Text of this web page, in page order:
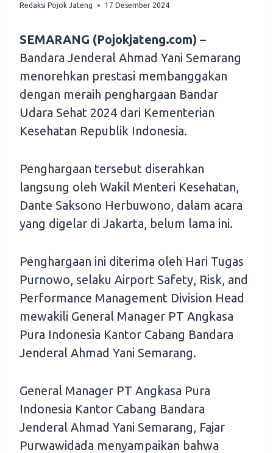
Redaksi Pojok Jateng 17 Desember 2024
SEMARANG (Pojokjateng.com) –
Bandara Jenderal Ahmad Yani Semarang
menorehkan prestasi membanggakan
dengan meraih penghargaan Bandar
Udara Sehat 2024 dari Kementerian
Kesehatan Republik Indonesia.
Penghargaan tersebut diserahkan
langsung oleh Wakil Menteri Kesehatan,
Dante Saksono Herbuwono, dalam acara
yang digelar di Jakarta, belum lama ini.
Penghargaan ini diterima oleh Hari Tugas
Purnowo, selaku Airport Safety, Risk, and
Performance Management Division Head
mewakili General Manager PT Angkasa
Pura Indonesia Kantor Cabang Bandara
Jenderal Ahmad Yani Semarang.
General Manager PT Angkasa Pura
Indonesia Kantor Cabang Bandara
Jenderal Ahmad Yani Semarang, Fajar
Purwawidada menyampaikan bahwa